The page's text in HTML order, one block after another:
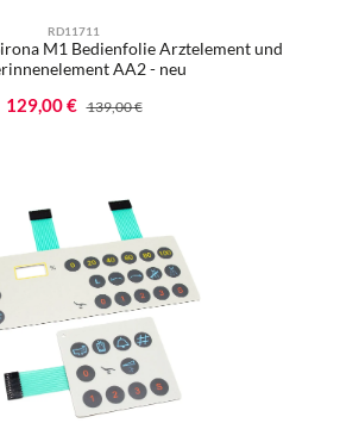
RD11711
M1 Bedienfolie Arztelement und
AA2 - neu
Verkaufspreis:
129,00 € Regulärer Preis:
139,00 €